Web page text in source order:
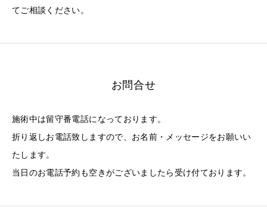
てご相談ください。
お問合せ
施術中は留守番電話になっております。
折り返しお電話致しますので、お名前・メッセージをお願いい
たします。
当日のお電話予約も空きがございましたら受け付ております。